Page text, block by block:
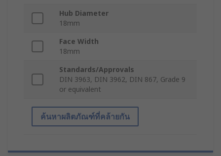
Hub Diameter
18mm
Face Width
18mm
Standards/Approvals
DIN 3963, DIN 3962, DIN 867, Grade 9
or equivalent
ค้นหาผลิตภัณฑ์ที่คล้ายกัน